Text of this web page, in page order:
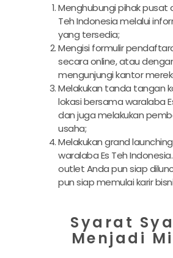
Menghubungi pihak pusat
Teh Indonesia melalui
yang tersedia;
Mengisi formulir
secara online, atau
mengunjungi kantor
Melakukan tanda tangan
lokasi bersama waralaba
dan juga melakukan
usaha;
Melakukan grand
waralaba Es Teh
outlet Anda pun siap
pun siap memulai karir
Syarat
Menjadi